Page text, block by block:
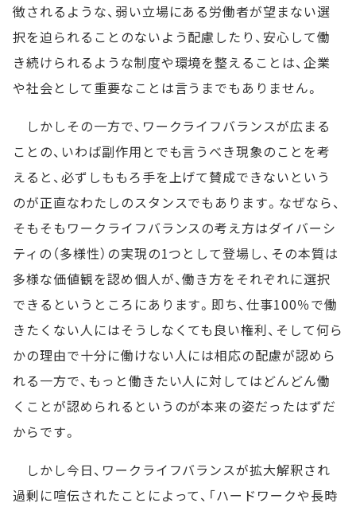
徴されるような、弱い立場にある労働者が望まない選
択を迫られることのないよう配慮したり、安心して働
き続けられるような制度や環境を整えることは、企業
や社会として重要なことは言うまでもありません。
しかしその一方で、ワークライフバランスが広まる
ことの、いわば副作用とでも言うべき現象のことを考
えると、必ずしももろ手を上げて賛成できないという
のが正直なわたしのスタンスでもあります。なぜなら、
そもそもワークライフバランスの考え方はダイバーシ
ティの（多様性）の実現の1つとして登場し、その本質は
多様な価値観を認め個人が、働き方をそれぞれに選択
できるというところにあります。即ち、仕事100％で働
きたくない人にはそうしなくても良い権利、そして何ら
かの理由で十分に働けない人には相応の配慮が認めら
れる一方で、もっと働きたい人に対してはどんどん働
くことが認められるというのが本来の姿だったはずだ
からです。
しかし今日、ワークライフバランスが拡大解釈され
過剰に喧伝されたことによって、「ハードワークや長時